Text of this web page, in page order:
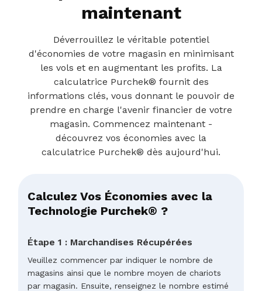
maintenant
Déverrouillez le véritable potentiel
d'économies de votre magasin en minimisant
les vols et en augmentant les profits. La
calculatrice Purchek® fournit des
informations clés, vous donnant le pouvoir de
prendre en charge l'avenir financier de votre
magasin. Commencez maintenant -
découvrez vos économies avec la
calculatrice Purchek® dès aujourd'hui.
Calculez Vos Économies avec la
Technologie Purchek® ?
Étape 1 : Marchandises Récupérées
Veuillez commencer par indiquer le nombre de
magasins ainsi que le nombre moyen de chariots
par magasin. Ensuite, renseignez le nombre estimé